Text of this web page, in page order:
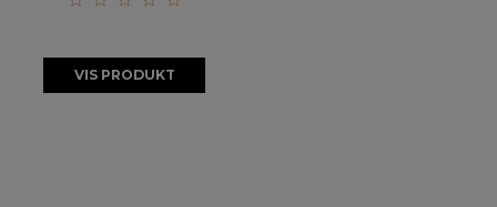
VIS PRODUKT